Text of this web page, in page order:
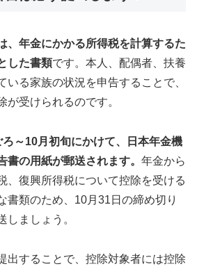
、年金にかかる所得税を計算するた
した書類です。本人、配偶者、扶養
いる家族の状況を申告することで、
が受けられるのです。
～10月初旬にかけて、日本年金機
書の用紙が郵送されます。 年金から
、復興所得税について控除を受ける
書類のため、10月31日の締め切り
しましょう。
出することで、控除対象者には控除